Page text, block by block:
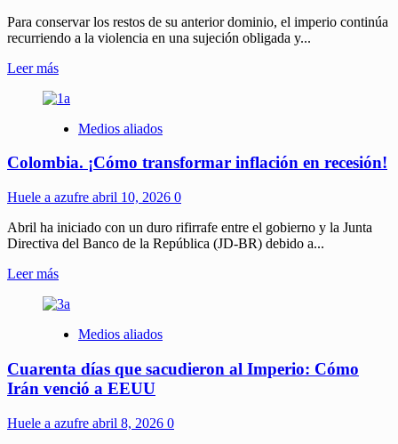
Para conservar los restos de su anterior dominio, el imperio continúa
recurriendo a la violencia en una sujeción obligada y...
Leer másLeer
sobre
militarista
sin
de
Unidos
Medios aliados
Colombia. ¡Cómo transformar inflación en recesión!
Huele a azufre abril 10, 2026 0
Abril ha iniciado con un duro rifirrafe entre el gobierno y la Junta
Directiva del Banco de la República (JD-BR) debido a...
Leer másLeer
sobre
¡Cómo
inflación
en
recesión!
Medios aliados
Cuarenta días que sacudieron al Imperio: Cómo
Irán venció a EEUU
Huele a azufre abril 8, 2026 0